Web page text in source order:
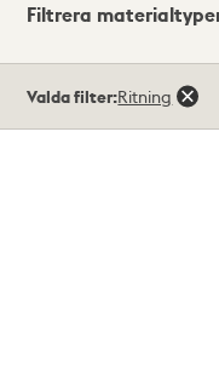
Visningsläge
Filtrera
träffar
Valda filter:Ritning